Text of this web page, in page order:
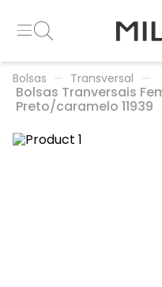
Bolsas Transversal
Bolsas Tranversais
Preto/caramelo 11939